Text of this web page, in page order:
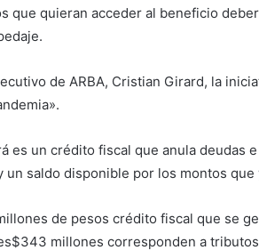
que quieran acceder al beneficio
de ARBA, Cristian Girard, la
es un crédito fiscal que anula deudas
un saldo disponible por los montos que
de pesos crédito fiscal que se
millones corresponden a